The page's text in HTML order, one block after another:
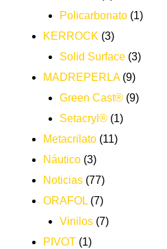
Policarbonato (1)
KERROCK (3)
Solid Surface (3)
MADREPERLA(9)
Green Cast® (9)
Setacryl® (1)
Metacrilato (11)
Náutico (3)
Noticias (77)
ORAFOL (7)
Vinilos (7)
PIVOT (1)